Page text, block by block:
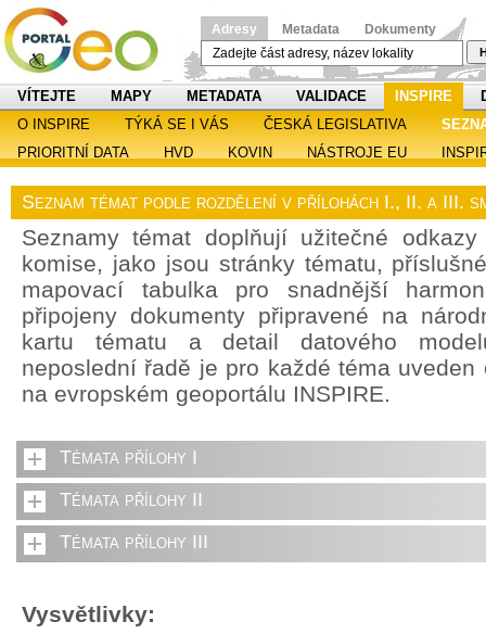
Adresy Metadata Dokumenty
VÍTEJTE MAPY METADATA VALIDACE INSPIRE
O INSPIRE
TÝKÁ SE I VÁS ČESKÁ LEGISLATIVA
PRIORITNÍ DATA
HVD KOVIN NÁSTROJE EU
Seznam témat podle rozdělení v přílohách I., II. a III.
Seznamy témat doplňují užitečné
komise, jako jsou stránky tématu,
mapovací tabulka pro snadnější
připojeny dokumenty připravené na
kartu tématu a detail datového
neposlední řadě je pro každé téma
na evropském geoportálu INSPIRE.
Témata přílohy I
Témata přílohy II
Témata přílohy III
Vysvětlivky: